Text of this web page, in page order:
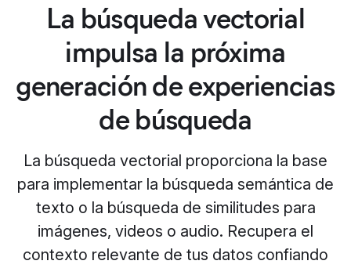
La búsqueda vectorial
impulsa la próxima
generación de experiencias
de búsqueda
La búsqueda vectorial proporciona la base
para implementar la búsqueda semántica de
texto o la búsqueda de similitudes para
imágenes, videos o audio. Recupera el
contexto relevante de tus datos confiando